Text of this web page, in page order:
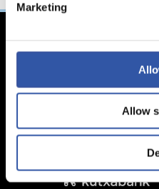
Marketing
Allow